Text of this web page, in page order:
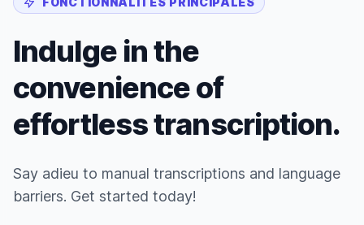
Indulge in the
convenience of
effortless transcription.
Say adieu to manual transcriptions and language
barriers. Get started today!